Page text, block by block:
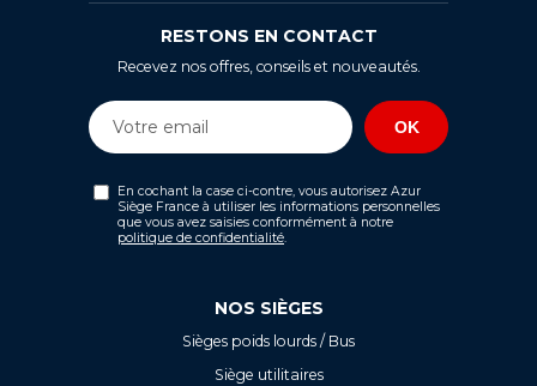
RESTONS EN CONTACT
Recevez nos offres, conseils et nouveautés.
En cochant la case ci-contre, vous autorisez Azur
Siège France à utiliser les informations personnelles
que vous avez saisies conformément à notre
politique de confidentialité.
NOS SIÈGES
Sièges poids lourds / Bus
Siège utilitaires